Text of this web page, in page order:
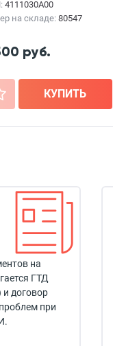
4111030A00
на складе: 80547
руб.
КУПИТЬ
на
ГТД
договор
при